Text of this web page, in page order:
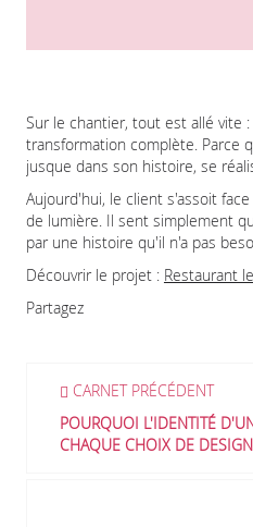
Sur le chantier, tout est allé vite
transformation complète. Parce
jusque dans son histoire, se
Aujourd'hui, le client s'assoit
de lumière. Il sent simplement
par une histoire qu'il n'a pas
Découvrir le projet : Restaurant
Partagez
CARNET PRÉCÉDENT
POURQUOI L'IDENTITÉ
CHAQUE CHOIX DE